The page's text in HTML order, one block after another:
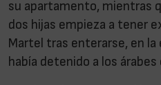
su apartamento, mientras
dos hijas empieza a tener
Martel tras enterarse, en la
había detenido a los